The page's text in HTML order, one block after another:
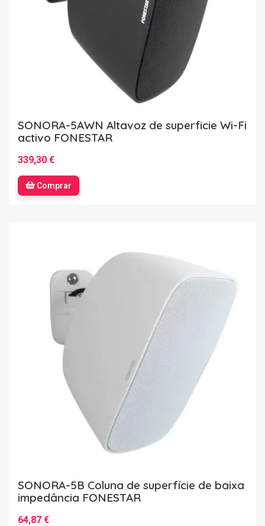
SONORA-5AWN Altavoz de superficie Wi-Fi
activo FONESTAR
339,30 €
Comprar
SONORA-5B Coluna de superfície de baixa
impedância FONESTAR
64,87 €